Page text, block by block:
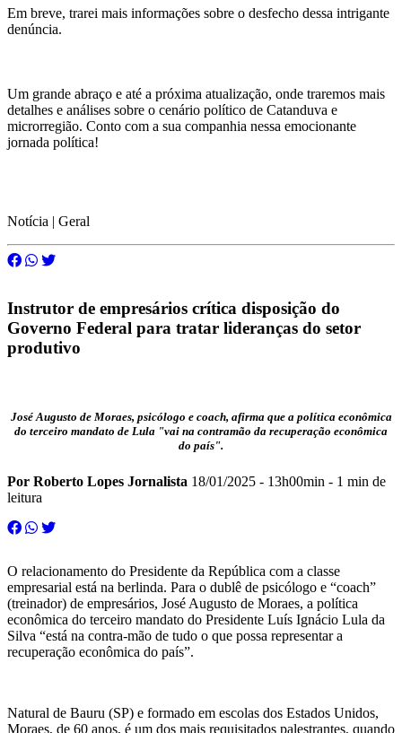
Em breve, trarei mais informações sobre o desfecho dessa intrigante
denúncia.
Um grande abraço e até a próxima atualização, onde traremos mais
detalhes e análises sobre o cenário político de Catanduva e
microrregião. Conto com a sua companhia nessa emocionante
jornada política!
Notícia | Geral
Instrutor de empresários crítica disposição do
Governo Federal para tratar lideranças do setor
produtivo
José Augusto de Moraes, psicólogo e coach, afirma que a política econômica
do terceiro mandato de Lula "vai na contramão da recuperação econômica
do país".
Por Roberto Lopes Jornalista 18/01/2025 - 13h00min - 1 min de
leitura
O relacionamento do Presidente da República com a classe
empresarial está na berlinda. Para o dublê de psicólogo e “coach”
(treinador) de empresários, José Augusto de Moraes, a política
econômica do terceiro mandato do Presidente Luís Ignácio Lula da
Silva “está na contra-mão de tudo o que possa representar a
recuperação econômica do país”.
Natural de Bauru (SP) e formado em escolas dos Estados Unidos,
Moraes, de 60 anos, é um dos mais requisitados palestrantes, quando